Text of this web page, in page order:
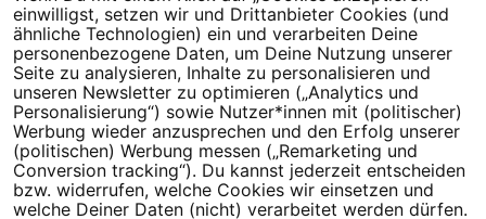
Tipps für deine Petition
Darum WeAct
Partnerprogramm
Erfolgreiche Petitionen
FAQs
Nutzungsbedingungen
Datenschutz
Impressum
einwilligst, setzen wir und Drittanbieter Cookies (und
ähnliche Technologien) ein und verarbeiten Deine
personenbezogene Daten, um Deine Nutzung unserer
Seite zu analysieren, Inhalte zu personalisieren und
unseren Newsletter zu optimieren („Analytics und
Personalisierung“) sowie Nutzer*innen mit (politischer)
Werbung wieder anzusprechen und den Erfolg unserer
(politischen) Werbung messen („Remarketing und
Conversion tracking“). Du kannst jederzeit entscheiden
bzw. widerrufen, welche Cookies wir einsetzen und
welche Deiner Daten (nicht) verarbeitet werden dürfen.